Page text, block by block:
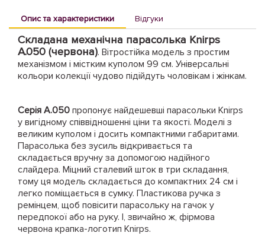
Опис та характеристики Відгуки
Складана механічна парасолька Knirps
A.050 (червона). Вітростійка модель з простим
механізмом і містким куполом 99 см. Універсальні
кольори колекції чудово підійдуть чоловікам і жінкам.
Серія A.050 пропонує найдешевші парасольки Knirps
у вигідному співвідношенні ціни та якості. Моделі з
великим куполом і досить компактними габаритами.
Парасолька без зусиль відкривається та
складається вручну за допомогою надійного
слайдера. Міцний сталевий шток в три складання,
тому ця модель складається до компактних 24 см і
легко поміщається в сумку. Пластикова ручка з
ремінцем, щоб повісити парасольку на гачок у
передпокої або на руку. І, звичайно ж, фірмова
червона крапка-логотип Knirps.